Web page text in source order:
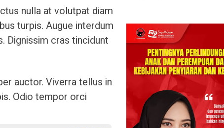
nulla at volutpat diam
turpis. Augue interdum
Dignissim cras tincidunt
auctor. Viverra tellus in
Odio tempor orci